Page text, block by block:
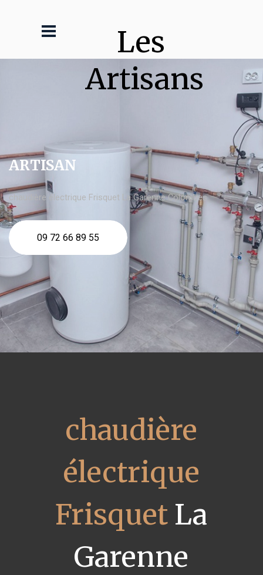
Les
Artisans
ARTISAN
chaudière électrique Frisquet La Garenne Colombes
09 72 66 89 55
chaudière
électrique
Frisquet La
Garenne